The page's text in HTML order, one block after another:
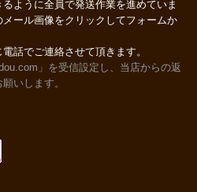
ように全員で発送作業を進めていま
ール画像をクリックしてフォームか
話でご連絡させて頂きます。
」を受信設定し、当店からの返
いします。